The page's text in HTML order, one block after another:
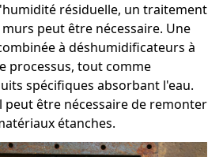
résiduelle, un traitement
peut être nécessaire. Une
à déshumidificateurs à
processus, tout comme
spécifiques absorbant l'eau.
peut être nécessaire de remonter
étanches.